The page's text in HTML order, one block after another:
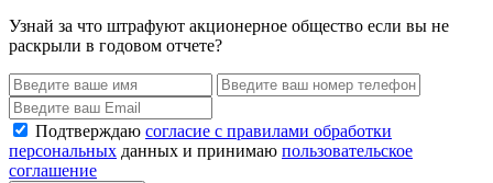
Узнай за что штрафуют акционерное общество если вы не
раскрыли в годовом отчете?
Подтверждаю согласие с правилами обработки
персональных данных и принимаю пользовательское
соглашение